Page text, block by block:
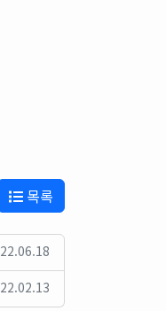
목록
22.06.18
22.02.13